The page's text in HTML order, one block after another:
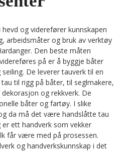
og viderefører kunnskapen
arbeidsmåter og bruk av verktøy
Den beste måten
på er å byggje båter
De leverer tauverk til en
til rigg på båter, til seglmakere,
og rekkverk. De
båter og fartøy. I slike
da må det være handslåtte tau
er ett handverk som vekker
får være med på prosessen.
og handverkskunnskap i det